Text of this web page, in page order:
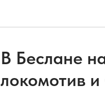
В Беслане
локомотив